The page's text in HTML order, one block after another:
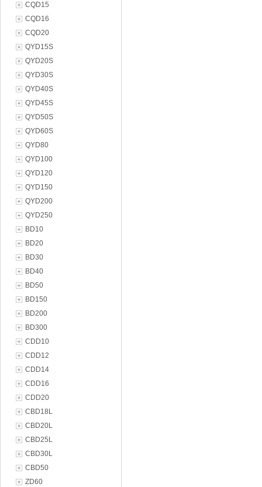
CQD15
CQD16
CQD20
QYD15S
QYD20S
QYD30S
QYD40S
QYD45S
QYD50S
QYD60S
QYD80
QYD100
QYD120
QYD150
QYD200
QYD250
BD10
BD20
BD30
BD40
BD50
BD150
BD200
BD300
CDD10
CDD12
CDD14
CDD16
CDD20
CBD18L
CBD20L
CBD25L
CBD30L
CBD50
ZD60